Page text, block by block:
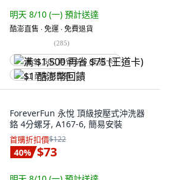
明天 8/10 (一) 預計送達
酷澎直售 ∙ 免運 ∙ 免費退貨
(285)
满 $1,500 再省 $75 (王道卡)
$1 酷澎幣回饋
ForeverFun 永悅 頂級按壓式沖洗器
鉻 4分螺牙, A167-6, 簡易安裝
首購折扣價$122
40% $73